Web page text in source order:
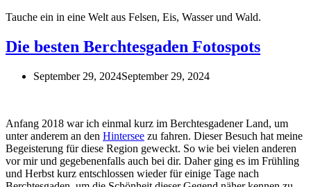
Tauche ein in eine Welt aus Felsen, Eis, Wasser und Wald.
Die besten Berchtesgaden Fotospots
September 29, 2024September 29, 2024
Anfang 2018 war ich einmal kurz im Berchtesgadener Land, um
unter anderem an den Hintersee zu fahren. Dieser Besuch hat meine
Begeisterung für diese Region geweckt. So wie bei vielen anderen
vor mir und gegebenenfalls auch bei dir. Daher ging es im Frühling
und Herbst kurz entschlossen wieder für einige Tage nach